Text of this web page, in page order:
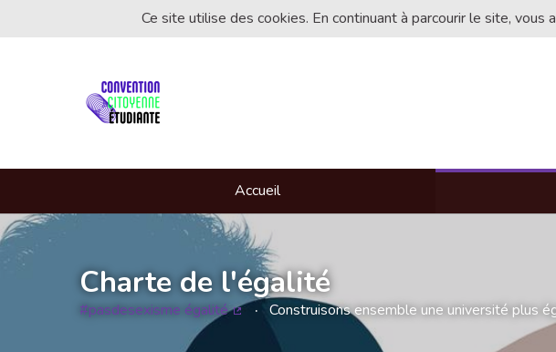
Ce site utilise des cookies. En continuant à parcourir le site,
Accueil
Charte de l'égalité
#pasdesexisme égalité Construisons ensemble une université plus